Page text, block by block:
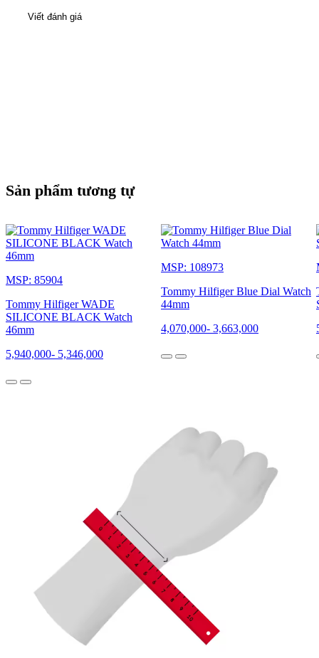
Viết đánh giá
Sản phẩm tương tự
MSP: 85904
Tommy Hilfiger WADE
SILICONE BLACK Watch
46mm
5,940,000- 5,346,000
MSP: 108973
Tommy Hilfiger Blue Dial Watch
44mm
4,070,000- 3,663,000